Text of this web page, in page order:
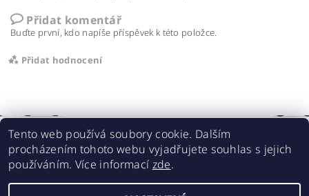
Přidat komentář
Buďte první, kdo napíše příspěvek k této položce.
Přidat hodnocení
Acebikes bezpečná přeprava, parkování motocyklů a skútrů
Tento web používá soubory cookie. Dalším
procházením tohoto webu vyjadřujete souhlas s jejich
používáním. Více informací zde.